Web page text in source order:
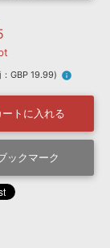
カード
楽曲配信流通 サービス
のサウンド管理ソフト
GBP 19.99) info
ートに入れる
ックマーク